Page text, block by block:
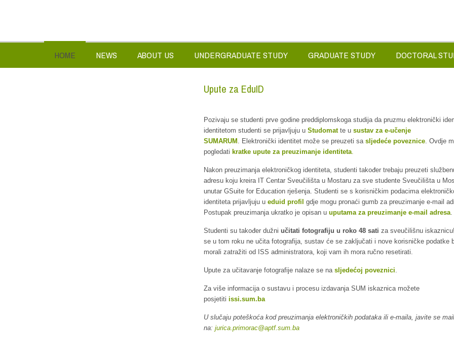
HOME NEWS ABOUT US UNDERGRADUATE STUDY GRADUATE STUDY DOCTORAL
Upute za EduID
Pozivaju se studenti prve godine preddiplomskoga studija da pruzmu elektronički
identitetom studenti se prijavljuju uStudomatte usustav za e-učenje
SUMARUM . Elektronički identitet može se preuzeti sasljedeće poveznice. Ovdje
pogledati kratke upute za preuzimanje identiteta.
Nakon preuzimanja elektroničkog identiteta, studenti također trebaju preuzeti
adresu koju kreira IT Centar Sveučilišta u Mostaru za sve studente Sveučilišta u
unutar GSuite for Education rješenja. Studenti se s korisničkim podacima
identiteta prijavljuju ueduid profil gdje mogu pronaći gumb za preuzimanje e-mail
Postupak preuzimanja ukratko je opisan uuputama za preuzimanje e-mail adresa.
Studenti su također dužniučitati fotografiju u roko 48 sati za sveučilišnu
se u tom roku ne učita fotografija, sustav će se zaključati i nove korisničke podatke
morali zatražiti od ISS administratora, koji vam ih mora ručno resetirati.
Upute za učitavanje fotografije nalaze se nasljedećoj poveznici.
Za više informacija o sustavu i procesu izdavanja SUM iskaznica možete
posjetitiissi.sum.ba
U slučaju poteškoća kod preuzimanja elektroničkih podataka ili e-maila, javite se
na:jurica.primorac@aptf.sum.ba